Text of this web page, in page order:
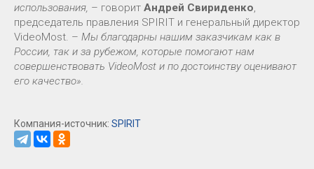
использования, – говорит Андрей Свириденко,
председатель правления SPIRIT и генеральный директор
VideoMost. – Мы благодарны нашим заказчикам как в
России, так и за рубежом, которые помогают нам
совершенствовать VideoMost и по достоинству оценивают
его качество».
Компания-источник: SPIRIT